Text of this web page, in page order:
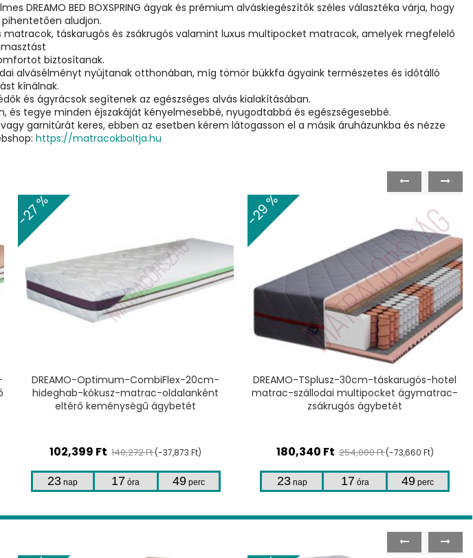
DREAMO BED BOXSPRING ágyak és prémium alváskiegészítők széles választéka várja, hogy
aludjon.
táskarugós és zsákrugós valamint luxus multipocket matracok, amelyek megfelelő
biztosítanak.
alvásélményt nyújtanak otthonában, míg tömör bükkfa ágyaink természetes és időtálló
kínálnak.
és ágyrácsok segítenek az egészséges alvás kialakításában.
tegye minden éjszakáját kényelmesebbé, nyugodtabbá és egészségesebbé.
garnitúrát keres, ebben az esetben kérem látogasson el a másik áruházunkba és nézze
https://matracokboltja.hu
-29 %
DREAMO-TSplusz-30cm-táskarugós-hotel
matrac-szállodai multipocket ágymatrac-
zsákrugós ágybetét
180,340 Ft 254,000 Ft(-73,660 Ft)
TERMÉKHEZ
23 nap 17 óra 49 perc
-29 %
DREAMO-WarioElastic Luxury-33cm-
táskarugós-zsákrugós matrac-egyoldalas
fekvőfelület-multipocket ágybetét
236,786 Ft 333,502 Ft(-96,716 Ft)
23 nap 17 óra 49 perc